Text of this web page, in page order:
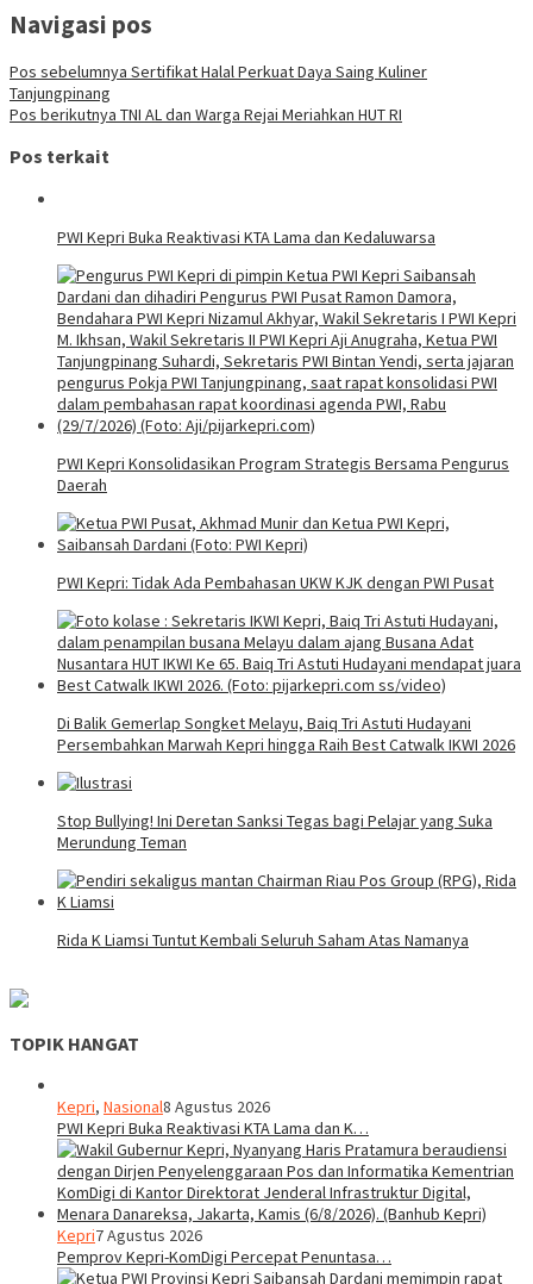
Navigasi pos
Pos sebelumnya Sertifikat Halal Perkuat Daya Saing Kuliner
Tanjungpinang
Pos berikutnya TNI AL dan Warga Rejai Meriahkan HUT RI
Pos terkait
PWI Kepri Buka Reaktivasi KTA Lama dan Kedaluwarsa
PWI Kepri Konsolidasikan Program Strategis Bersama Pengurus
Daerah
PWI Kepri: Tidak Ada Pembahasan UKW KJK dengan PWI Pusat
Di Balik Gemerlap Songket Melayu, Baiq Tri Astuti Hudayani
Persembahkan Marwah Kepri hingga Raih Best Catwalk IKWI 2026
Stop Bullying! Ini Deretan Sanksi Tegas bagi Pelajar yang Suka
Merundung Teman
Rida K Liamsi Tuntut Kembali Seluruh Saham Atas Namanya
TOPIK HANGAT
Kepri, Nasional8 Agustus 2026
PWI Kepri Buka Reaktivasi KTA Lama dan K…
Kepri7 Agustus 2026
Pemprov Kepri-KomDigi Percepat Penuntasa…